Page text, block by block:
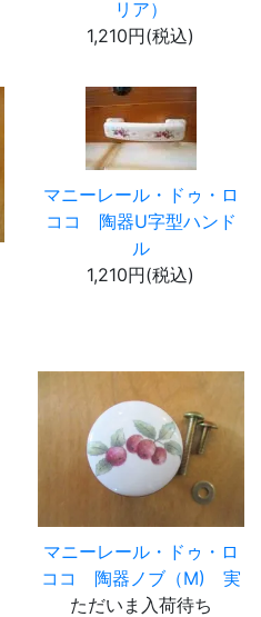
リア）
1,210円(税込)
マニーレール・ドゥ・ロ
ココ 陶器U字型ハンド
ル
1,210円(税込)
マニーレール・ドゥ・ロ
ココ 陶器ノブ（M) 実
ただいま入荷待ち